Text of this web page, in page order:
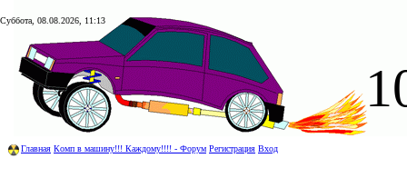
Суббота, 08.08.2026, 11:13
Главная Комп в машину!!! Каждому!!!! - Форум Регистрация Вход